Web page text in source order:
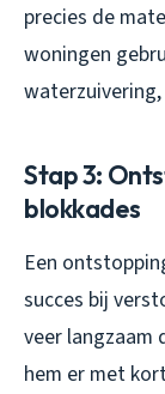
precies de
woningen
Stap 3:
blokkades
Een
succes bij
veer langzaam
hem er met